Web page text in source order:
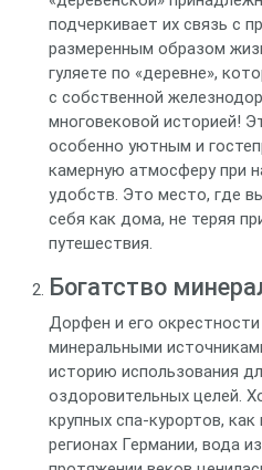
подчеркивает их связь с
размеренным образом
гуляете по «деревне»,
с собственной
многовековой историей!
особенно уютным и
камерную атмосферу при
удобств. Это место, где
себя как дома, не теряя
путешествия.
Богатство
Дорфен и его
минеральными
историю использования
оздоровительных целей.
крупных спа-курортов,
регионах Германии, вода